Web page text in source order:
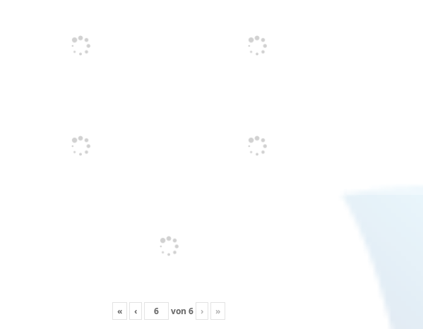
« ‹ von 6 › »